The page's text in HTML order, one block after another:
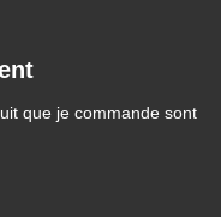
que je commande sont